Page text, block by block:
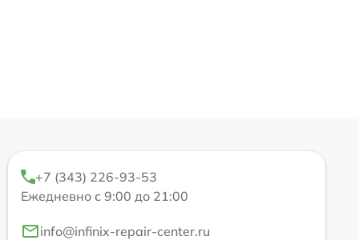
+7 (343) 226-93-53
Ежедневно с 9:00 до 21:00
info@infinix-repair-center.ru